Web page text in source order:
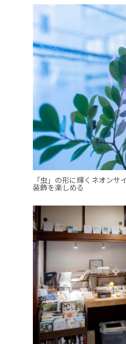
「虫」の形に輝くネオンサ
装飾を楽しめる